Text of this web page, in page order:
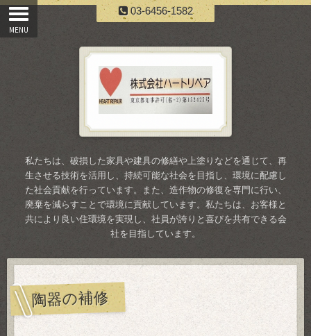
03-6456-1582
私たちは、破損した家具や建具の修繕や上塗りなどを通じて、再
生させる技術を活用し、持続可能な社会を目指し、環境に配慮し
た社会貢献を行っています。また、造作物の修復を専門に行い、
廃棄を減らすことで環境に貢献しています。私たちは、お客様と
共により良い住環境を実現し、社員が誇りと喜びを共有できる会
社を目指しています。
陶器の補修